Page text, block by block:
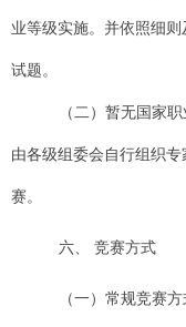
业等级实施。并依照细
试题。
（二）暂无国家
由各级组委会自行组织
赛。
六、 竞赛方式
（一）常规竞赛